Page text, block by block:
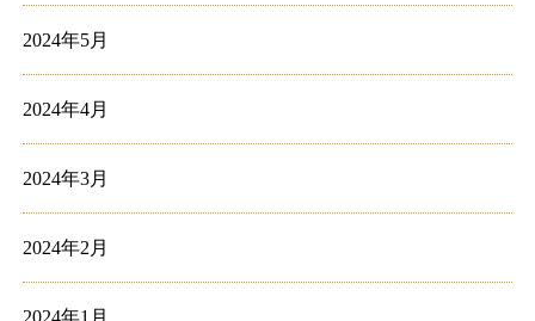
2024年5月
2024年4月
2024年3月
2024年2月